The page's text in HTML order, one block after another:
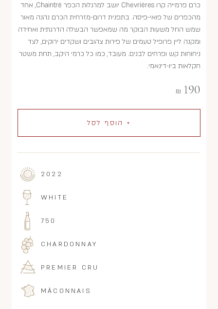
כרם פרמייה קרו Chevrières יושב למרגלות הכפר Chaintré, אחד
מהכפרים של פואי-פיסה. בתפנית דרום-מזרחית הכרם נהנה מאור
שמש החל משעות הבוקר מה שמאפשר הבשלה הדרגתית ואחידה
ומקנה ליין פרופיל טעמים של פירות צהובים ושקדים ירוקים, לצד
ניחוחות קש ופרחים לבנים. מעובד, כמו כל כרמי היקב, תחת משטר
חקלאות ביו-דינאמי.
190
₪
+ הוסף לסל
2022
WHITE
750
CHARDONNAY
PREMIER CRU
MÂCONNAIS